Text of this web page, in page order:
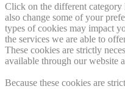
Click on the different category
also change some of your
types of cookies may impact
the services we are able to
These cookies are strictly
available through our website
Because these cookies are